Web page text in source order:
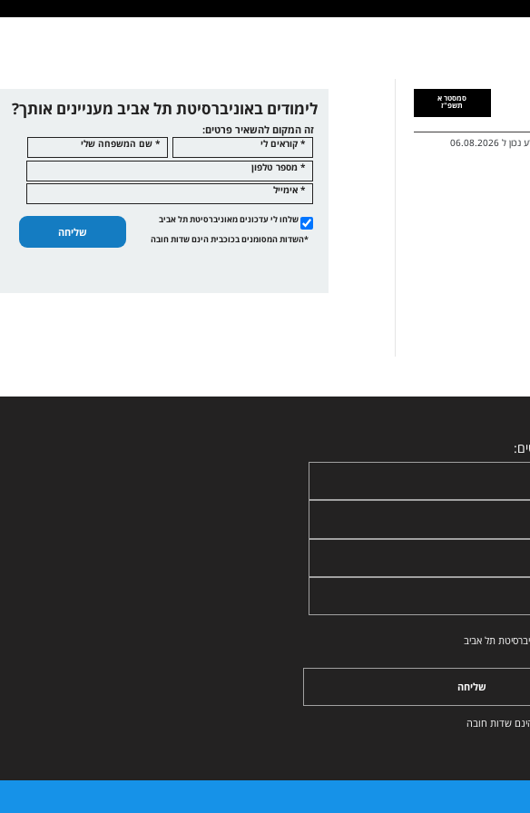
סמסטר א
תשפ"ז
נכון ל 06.08.2026
לימודים באוניברסיטת תל אביב מעניינים אותך?
זה המקום להשאיר פרטים:
* קוראים לי
* שם המשפחה שלי
* מספר טלפון
* אימייל
שלחו לי עדכונים מאוניברסיטת תל אביב
שליחה
*השדות המסומנים בכוכבית הינם שדות חובה
תל אביב
שליחה
שדות חובה